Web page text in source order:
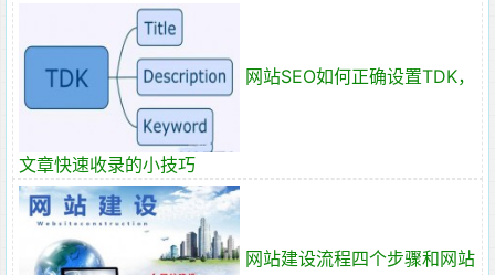
网站SEO如何正确设置TDK，
文章快速收录的小技巧
网站建设流程四个步骤和网站